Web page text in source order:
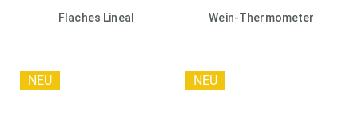
Flaches Lineal Wein-Thermometer
NEU NEU